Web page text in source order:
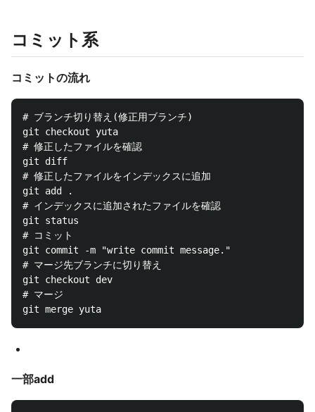
コミット系
コミットの流れ
# ブランチ切り替え(修正用ブランチ)
git checkout yuta
# 修正したファイルを確認
git diff
# 修正したファイルをインデックスに追加
git add .
# インデックスに追加されたファイルを確認
git status
# コミット
git commit -m "write commit message."
# マージ先ブランチに切り替え
git checkout dev
# マージ
一部add